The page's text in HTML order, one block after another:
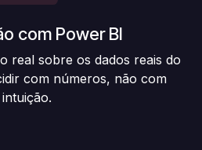
com Power BI
real sobre os dados reais do
com números, não com
intuição.